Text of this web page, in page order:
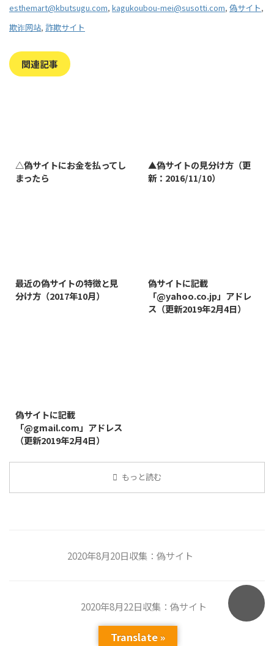
esthemart@kbutsugu.com, kagukoubou-mei@susotti.com, 偽サイト,
欺诈网站, 詐欺サイト
関連記事
△偽サイトにお金を払ってし
まったら
▲偽サイトの見分け方（更
新：2016/11/10）
最近の偽サイトの特徴と見
分け方（2017年10月）
偽サイトに記載
「@yahoo.co.jp」アドレ
ス（更新2019年2月4日）
偽サイトに記載
「@gmail.com」アドレス
（更新2019年2月4日）
もっと読む
2020年8月20日収集：偽サイト
2020年8月22日収集：偽サイト
Translate »